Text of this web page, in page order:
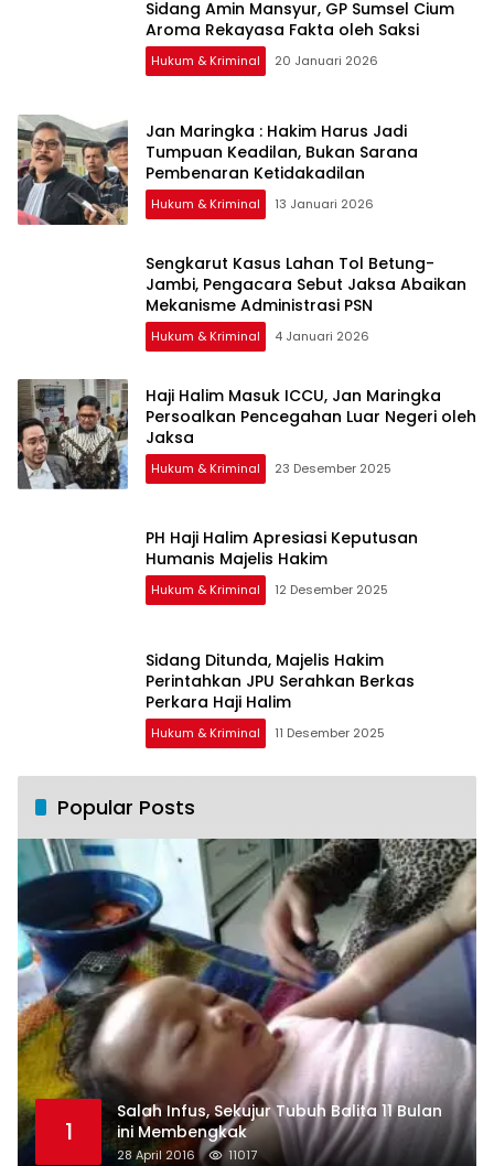
Sidang Amin Mansyur, GP Sumsel Cium
Aroma Rekayasa Fakta oleh Saksi
Hukum & Kriminal 20 Januari 2026
Jan Maringka : Hakim Harus Jadi
Tumpuan Keadilan, Bukan Sarana
Pembenaran Ketidakadilan
Hukum & Kriminal 13 Januari 2026
Sengkarut Kasus Lahan Tol Betung-
Jambi, Pengacara Sebut Jaksa Abaikan
Mekanisme Administrasi PSN
Hukum & Kriminal 4 Januari 2026
Haji Halim Masuk ICCU, Jan Maringka
Persoalkan Pencegahan Luar Negeri oleh
Jaksa
Hukum & Kriminal 23 Desember 2025
PH Haji Halim Apresiasi Keputusan
Humanis Majelis Hakim
Hukum & Kriminal 12 Desember 2025
Sidang Ditunda, Majelis Hakim
Perintahkan JPU Serahkan Berkas
Perkara Haji Halim
Hukum & Kriminal 11 Desember 2025
Popular Posts
1
Salah Infus, Sekujur Tubuh Balita 11 Bulan
ini Membengkak
28 April 2016 11017